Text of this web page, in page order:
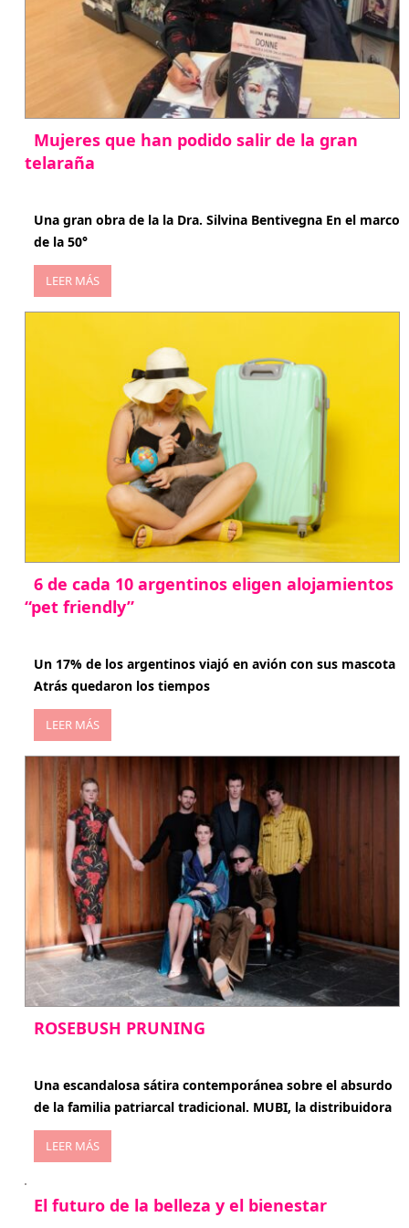
Mujeres que han podido salir de la gran
telaraña
Una gran obra de la la Dra. Silvina Bentivegna En el marco
de la 50°
LEER MÁS
6 de cada 10 argentinos eligen alojamientos
“pet friendly”
Un 17% de los argentinos viajó en avión con sus mascota
Atrás quedaron los tiempos
LEER MÁS
ROSEBUSH PRUNING
Una escandalosa sátira contemporánea sobre el absurdo
de la familia patriarcal tradicional. MUBI, la distribuidora
LEER MÁS
El futuro de la belleza y el bienestar